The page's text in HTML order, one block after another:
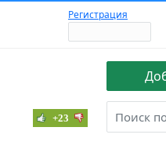
Регистрация
+23